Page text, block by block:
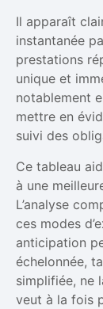
Il apparaît
instantanée
prestations
unique et
notablement
mettre en
suivi des
Ce tableau
à une
L’analyse
ces modes
anticipation
échelonnée,
simplifiée, ne
veut à la fois